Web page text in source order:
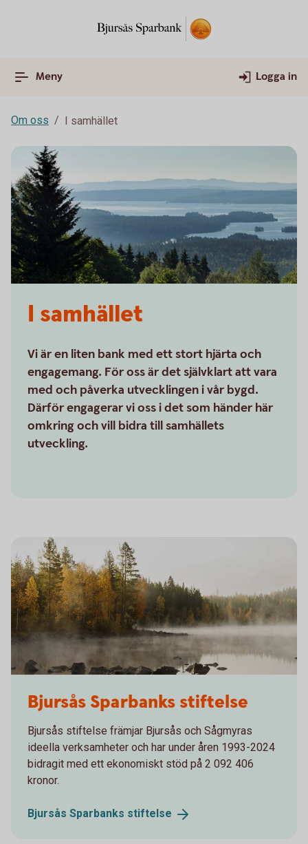
Meny Logga in
Om oss I samhället
I samhället
Vi är en liten bank med ett stort hjärta och
engagemang. För oss är det självklart att vara
med och påverka utvecklingen i vår bygd.
Därför engagerar vi oss i det som händer här
omkring och vill bidra till samhällets
utveckling.
Bjursås Sparbanks stiftelse
Bjursås stiftelse främjar Bjursås och Sågmyras
ideella verksamheter och har under åren 1993-2024
bidragit med ett ekonomiskt stöd på 2 092 406
kronor.
Bjursås Sparbanks stiftelse